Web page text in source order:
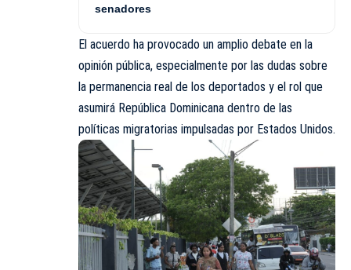
senadores
El acuerdo ha provocado un amplio debate en la
opinión pública, especialmente por las dudas sobre
la permanencia real de los deportados y el rol que
asumirá República Dominicana dentro de las
políticas migratorias impulsadas por Estados Unidos.